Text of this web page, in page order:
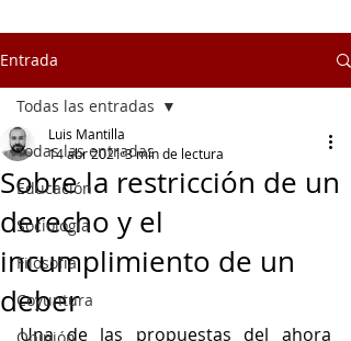
Entrada
Todas las entradas
Educación
Sociología
Filosofía
Coyuntura
Todas las entradas
Sobre la restricción de un
derecho y el
incumplimiento de un
deber
Luis Mantilla
14 abr 20213 min de lectura
Una de las propuestas del ahora